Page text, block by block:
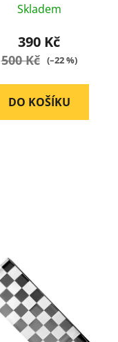
hodnocení
produktu
je
5
Skladem
390 Kč
500 Kč (–22 %)
DO KOŠÍKU